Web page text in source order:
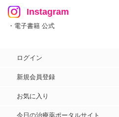
Instagram
・電子書籍 公式
ログイン
新規会員登録
お気に入り
今日の治療薬ポータルサイト